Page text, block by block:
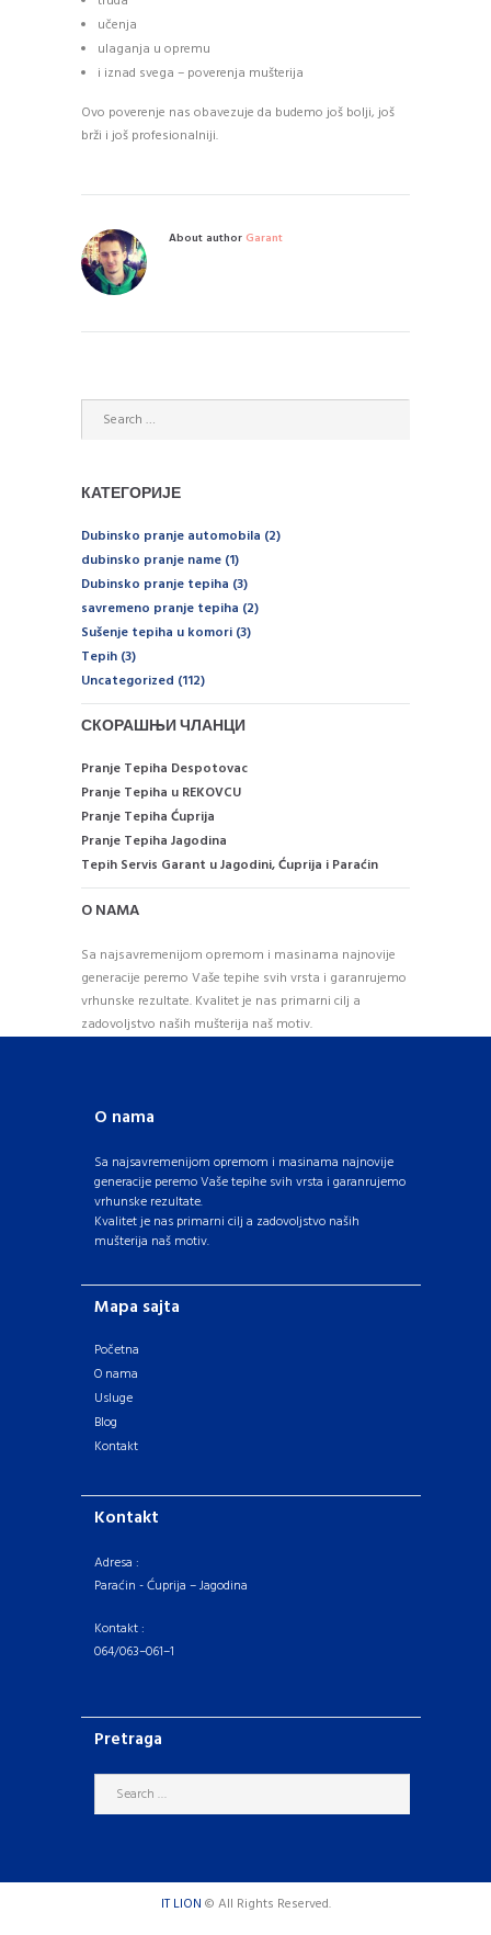
učenja
ulaganja u opremu
i iznad svega – poverenja mušterija
Ovo poverenje nas obavezuje da budemo još bolji, još
brži i još profesionalniji.
About author Garant
КАТЕГОРИЈЕ
Dubinsko pranje automobila (2)
dubinsko pranje name (1)
Dubinsko pranje tepiha (3)
savremeno pranje tepiha (2)
Sušenje tepiha u komori (3)
Tepih (3)
Uncategorized (112)
СКОРАШЊИ ЧЛАНЦИ
Pranje Tepiha Despotovac
Pranje Tepiha u REKOVCU
Pranje Tepiha Ćuprija
Pranje Tepiha Jagodina
Tepih Servis Garant u Jagodini, Ćuprija i Paraćin
O NAMA
Sa najsavremenijom opremom i masinama najnovije
generacije peremo Vaše tepihe svih vrsta i garanrujemo
vrhunske rezultate. Kvalitet je nas primarni cilj a
zadovoljstvo naših mušterija naš motiv.
O nama
Sa najsavremenijom opremom i masinama najnovije
generacije peremo Vaše tepihe svih vrsta i garanrujemo
vrhunske rezultate.
Kvalitet je nas primarni cilj a zadovoljstvo naših
mušterija naš motiv.
Mapa sajta
Početna
O nama
Usluge
Blog
Kontakt
Kontakt
Adresa :
Paraćin - Ćuprija – Jagodina
Kontakt :
064/063–061–1
Pretraga
IT LION © All Rights Reserved.